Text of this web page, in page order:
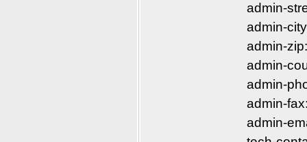
admin-
admin-
admin-
admin-
admin-
admin-
admin-